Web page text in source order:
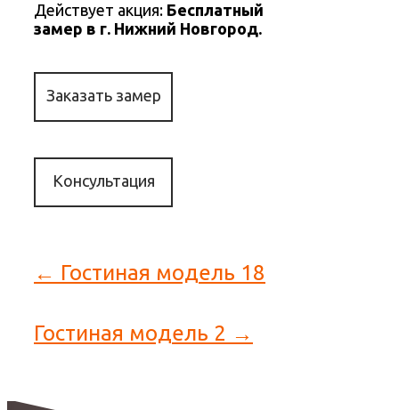
Действует акция: Бесплатный
замер в г. Нижний Новгород.
Заказать замер
Консультация
← Гостиная модель 18
Гостиная модель 2 →